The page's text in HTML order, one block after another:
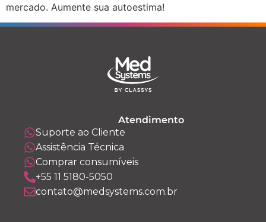
mercado. Aumente sua autoestima!
Atendimento
Suporte ao Cliente
Assistência Técnica
Comprar consumíveis
+55 11 5180-5050
contato@medsystems.com.br